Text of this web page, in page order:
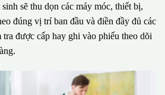
sẽ thu dọn các máy móc, thiết bị,
đúng vị trí ban đầu và điền đầy đủ các
được cấp hay ghi vào phiếu theo dõi